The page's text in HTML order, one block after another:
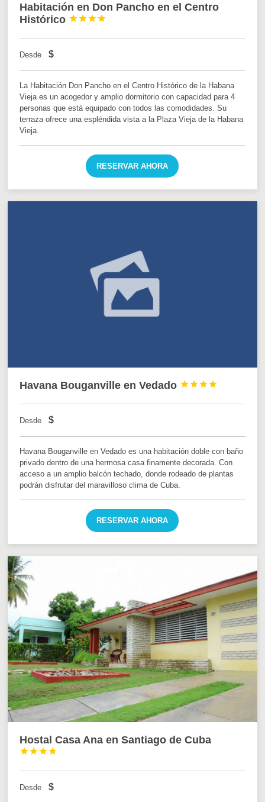
Habitación en Don Pancho en el Centro
Histórico




Desde $
La Habitación Don Pancho en el Centro Histórico de la Habana
Vieja es un acogedor y amplio dormitorio con capacidad para 4
personas que está equipado con todos las comodidades. Su
terraza ofrece una espléndida vista a la Plaza Vieja de la Habana
Vieja.
RESERVAR AHORA
Havana Bouganville en Vedado 



Desde $
Havana Bouganville en Vedado es una habitación doble con baño
privado dentro de una hermosa casa finamente decorada. Con
acceso a un amplio balcón techado, donde rodeado de plantas
podrán disfrutar del maravilloso clima de Cuba.
RESERVAR AHORA
Hostal Casa Ana en Santiago de Cuba




Desde $